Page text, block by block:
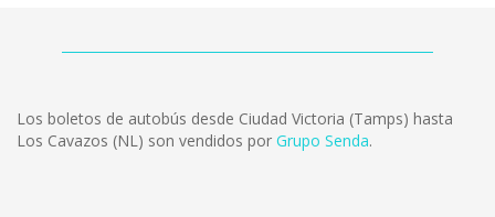
Los boletos de autobús desde Ciudad Victoria (Tamps) hasta
Los Cavazos (NL) son vendidos por Grupo Senda.